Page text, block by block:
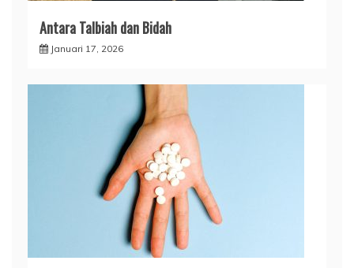
Antara Talbiah dan Bidah
Januari 17, 2026